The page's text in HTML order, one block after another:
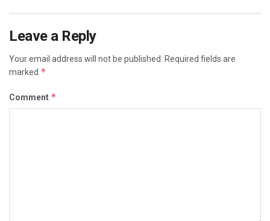
Leave a Reply
Your email address will not be published.
Required fields are
marked *
Comment *